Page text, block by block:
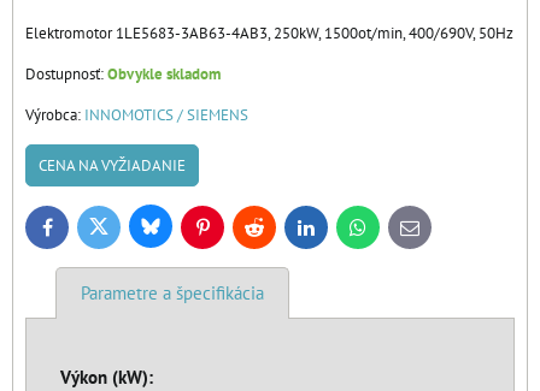
Elektromotor 1LE5683-3AB63-4AB3, 250kW, 1500ot/min, 400/690V, 50Hz
Dostupnosť:Obvykle skladom
Výrobca: INNOMOTICS / SIEMENS
CENA NA VYŽIADANIE
FacebookTwitter BlueskyPinterestReddit LinkedInWhatsApp
E-
mail
Parametre a špecifikácia
Výkon (kW):